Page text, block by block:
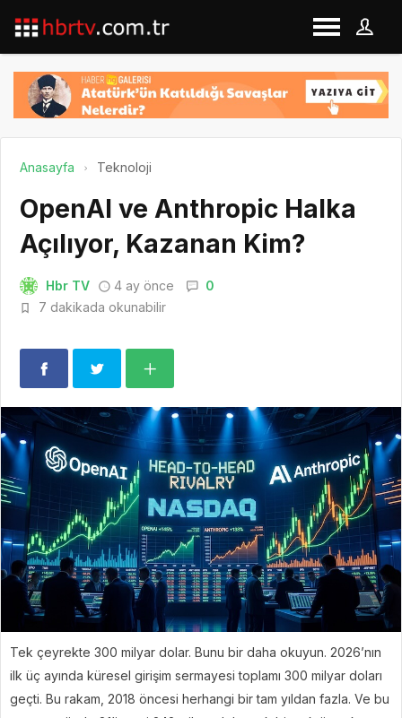
Anasayfa Teknoloji
OpenAI ve Anthropic Halka
Açılıyor, Kazanan Kim?
Hbr TV 4 ay önce
0
7 dakikada okunabilir
Tek çeyrekte 300 milyar dolar. Bunu bir daha okuyun. 2026’nın
ilk üç ayında küresel girişim sermayesi toplamı 300 milyar doları
geçti. Bu rakam, 2018 öncesi herhangi bir tam yıldan fazla. Ve bu